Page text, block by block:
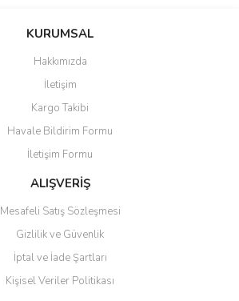
KURUMSAL
Hakkımızda
İletişim
Kargo Takibi
Havale Bildirim Formu
İletişim Formu
ALIŞVERİŞ
Mesafeli Satış Sözleşmesi
Gizlilik ve Güvenlik
İptal ve İade Şartları
Kişisel Veriler Politikası